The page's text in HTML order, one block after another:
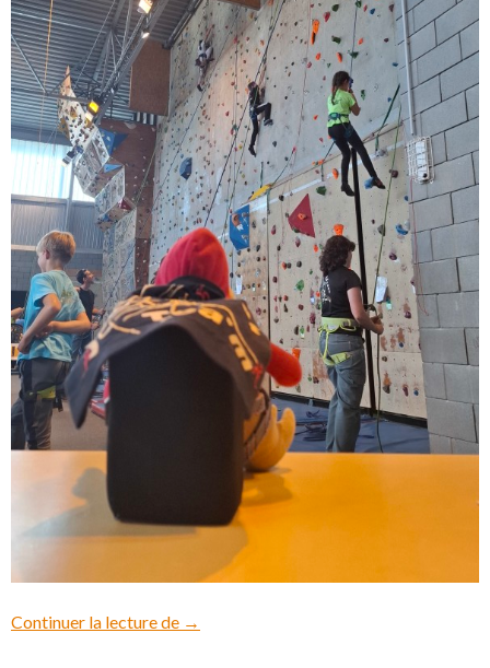
Continuer la lecture de Coupe de la Mayenne des p’tits
→